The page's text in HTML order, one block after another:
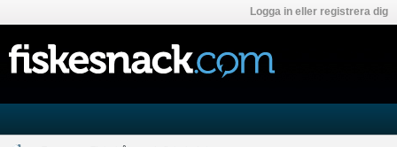
Logga in eller registrera dig